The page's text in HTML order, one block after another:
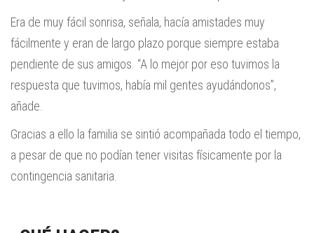
Era de muy fácil sonrisa, señala, hacía amistades muy
fácilmente y eran de largo plazo porque siempre estaba
pendiente de sus amigos. “A lo mejor por eso tuvimos la
respuesta que tuvimos, había mil gentes ayudándonos”,
añade.
Gracias a ello la familia se sintió acompañada todo el tiempo,
a pesar de que no podían tener visitas físicamente por la
contingencia sanitaria.